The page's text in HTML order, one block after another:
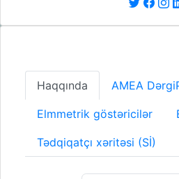
Haqqında AMEA
Elmmetrik göstəricilər
Tədqiqatçı xəritəsi (Sİ)